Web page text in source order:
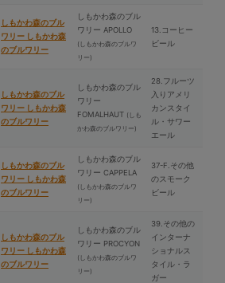
しもかわ森のブル
ワリー しもかわ森
のブルワリー
しもかわ森のブル
ワリー APOLLO
(しもかわ森のブルワ
リー)
13.コーヒー
ビール
しもかわ森のブル
ワリー しもかわ森
のブルワリー
しもかわ森のブル
ワリー
FOMALHAUT (しも
かわ森のブルワリー)
28.フルーツ
入りアメリ
カンスタイ
ル・サワー
エール
しもかわ森のブル
ワリー しもかわ森
のブルワリー
しもかわ森のブル
ワリー CAPPELA
(しもかわ森のブルワ
リー)
37-F.その他
のスモーク
ビール
しもかわ森のブル
ワリー しもかわ森
のブルワリー
しもかわ森のブル
ワリー PROCYON
(しもかわ森のブルワ
リー)
39.その他の
インターナ
ショナルス
タイル・ラ
ガー